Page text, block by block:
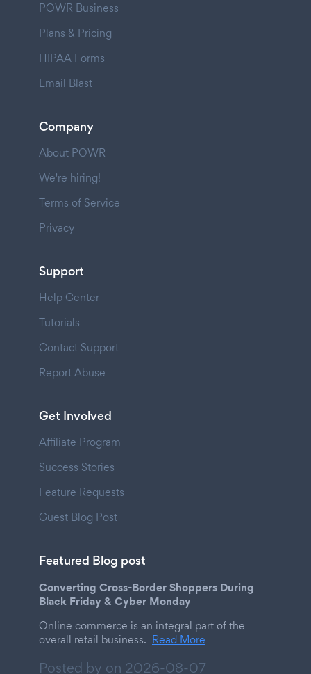
POWR Business
Plans & Pricing
HIPAA Forms
Email Blast
Company
About POWR
We're hiring!
Terms of Service
Privacy
Support
Help Center
Tutorials
Contact Support
Report Abuse
Get Involved
Affiliate Program
Success Stories
Feature Requests
Guest Blog Post
Featured Blog post
Converting Cross-Border Shoppers During
Black Friday & Cyber Monday
Online commerce is an integral part of the
overall retail business. Read More
Posted by on 2026-08-07